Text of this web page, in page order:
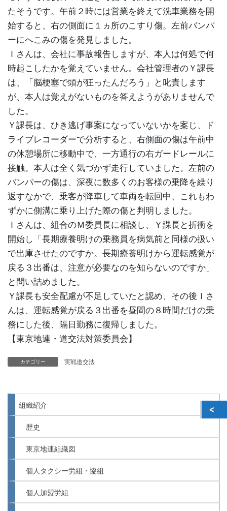
たそうです。午前２時には営業を終えて洗車業務を開
始すると、右の側面に１ヵ所のこすり傷。左前バンパ
ーにへこみの傷を発見しました。
Ｉさんは、会社に事故報告しますが、本人は何処で何
時起こしたかを覚えていません。会社管理者のＹ課長
は、「脳梗塞で頭が狂ったんだろう」と叱責します
が、本人は覚えがないものを答えようがありませんで
した。
Ｙ課長は、ひき逃げ事案になっていないかを案じ、ド
ライブレコーダーで分析すると、右側面の傷は午前中
の休憩場所に移動中で、一方通行の右ガードレールに
接触。本人は全く気づかず走行していました。左前の
バンパーの傷は、深夜に数多くのお客様の乗降を繰り
返すなかで、乗客が降車して車両を転回中、これもわ
ずかに側溝に乗り上げた際の傷と判明しました。
Ｉさんは、組合のＭ委員長に相談し、Ｙ課長と折衝を
開始し「長期療養明けの乗務員を病気前と同様の扱い
で出庫させたのですか。長期療養明けから運転感覚が
戻る３出番は、注意が必要なのを知らないのですか」
と問い詰めました。
Ｙ課長も安全配慮が不足していたと認め、その後Ｉさ
んは、運転感覚が戻る３出番を昼間の８時間だけの乗
務にした後、隔日勤務に復帰しました。
【東京地連・道交法対策委員会】
カテゴリー 実戦道交法
組織紹介
歴史
東京地連組織図
個人タクシー労組・協組
個人加盟労組